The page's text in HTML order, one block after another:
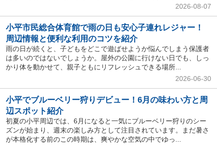
2026-08-07
小平市民総合体育館で雨の日も安心子連れレジャー！
周辺情報と便利な利用のコツを紹介
雨の日が続くと、子どもをどこで遊ばせようか悩んでしまう保護者
は多いのではないでしょうか。屋外の公園に行けない日でも、しっ
かり体を動かせて、親子ともにリフレッシュできる場所...
2026-06-30
小平でブルーベリー狩りデビュー！6月の味わい方と周
辺スポット紹介
初夏の小平周辺では、6月になると一気にブルーベリー狩りのシー
ズンが始まり、週末の楽しみ方として注目されています。まだ暑さ
が本格化する前のこの時期は、爽やかな空気の中でゆっ...